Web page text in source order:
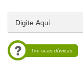
Tire suas dúvidas